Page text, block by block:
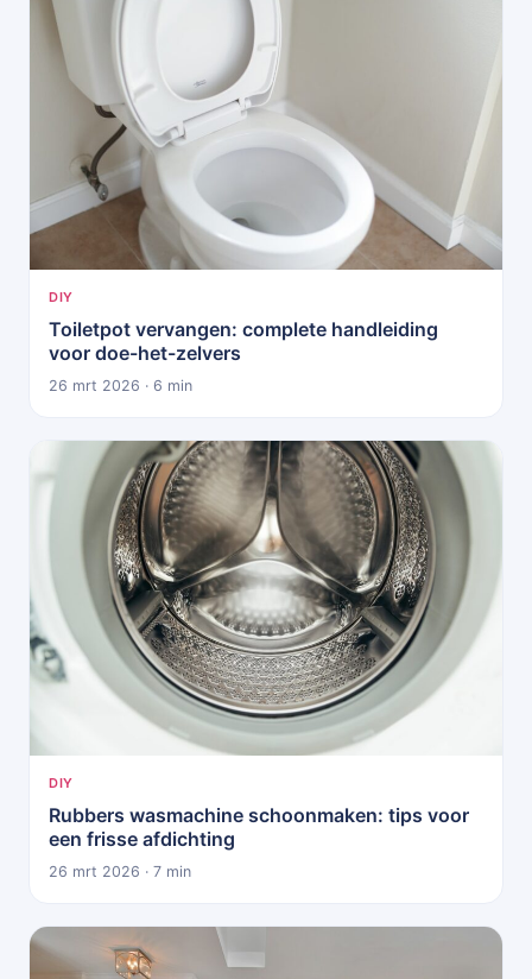
DIY
Toiletpot vervangen: complete handleiding
voor doe-het-zelvers
26 mrt 2026 · 6 min
DIY
Rubbers wasmachine schoonmaken: tips voor
een frisse afdichting
26 mrt 2026 · 7 min